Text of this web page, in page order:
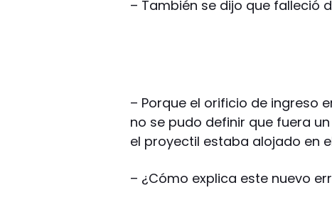
– También se dijo que falleció
– Porque el orificio de ingreso
no se pudo definir que fuera
el proyectil estaba alojado en
– ¿Cómo explica este nuevo